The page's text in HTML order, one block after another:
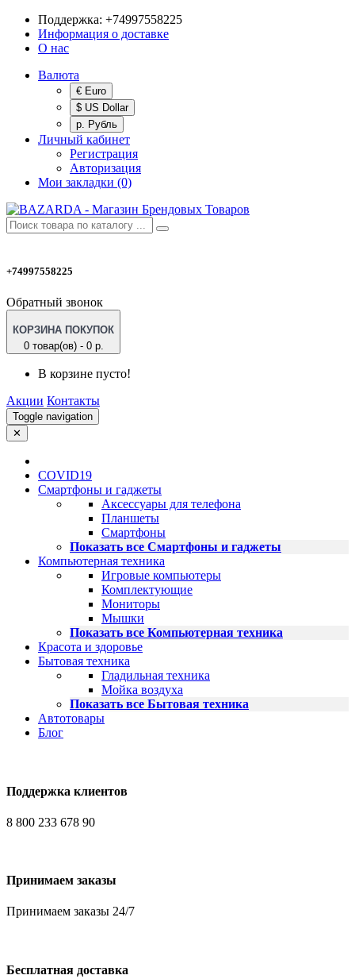
Поддержка: +74997558225
Информация о доставке
О нас
Валюта
€ Euro
$ US Dollar
р. Рубль
Личный кабинет
Регистрация
Авторизация
Мои закладки (0)
+74997558225
Обратный звонок
КОРЗИНА ПОКУПОК
0 товар(ов) - 0 р.
В корзине пусто!
Акции Контакты
Toggle navigation
✕
COVID19
Смартфоны и гаджеты
Аксессуары для телефона
Планшеты
Смартфоны
Показать все Смартфоны и гаджеты
Компьютерная техника
Игровые компьютеры
Комплектующие
Мониторы
Мышки
Показать все Компьютерная техника
Красота и здоровье
Бытовая техника
Гладильная техника
Мойка воздуха
Показать все Бытовая техника
Автотовары
Блог
Поддержка клиентов
8 800 233 678 90
Принимаем заказы
Принимаем заказы 24/7
Бесплатная доставка